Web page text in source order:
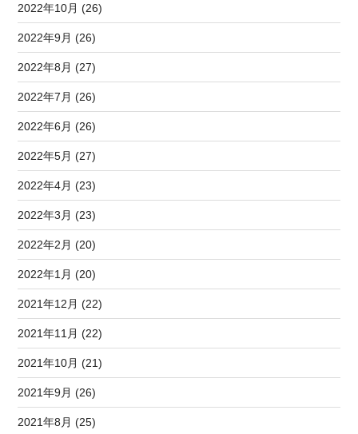
2022年10月 (26)
2022年9月 (26)
2022年8月 (27)
2022年7月 (26)
2022年6月 (26)
2022年5月 (27)
2022年4月 (23)
2022年3月 (23)
2022年2月 (20)
2022年1月 (20)
2021年12月 (22)
2021年11月 (22)
2021年10月 (21)
2021年9月 (26)
2021年8月 (25)